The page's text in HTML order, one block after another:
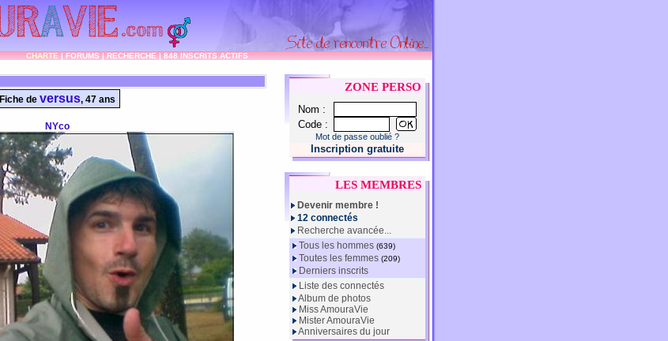
CHARTE|FORUMS|RECHERCHE|848 INSCRITS ACTIFS
Fiche de versus, 47 ans
NYco
ZONE PERSO
Nom :
Code :
Mot de passe oublié ?
Inscription gratuite
LES MEMBRES
Devenir membre !
12 connectés
Recherche avancée...
Tous les hommes (639)
Toutes les femmes (209)
Derniers inscrits
Liste des connectés
Album de photos
Miss AmouraVie
Mister AmouraVie
Anniversaires du jour